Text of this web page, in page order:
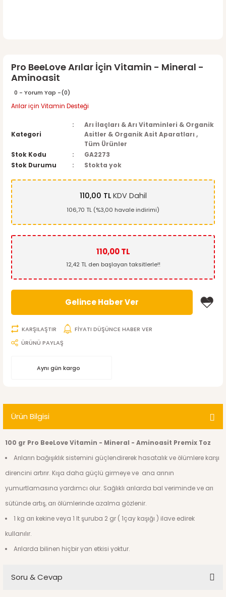
Pro BeeLove Arılar İçin Vitamin - Mineral -
Aminoasit
0 - Yorum Yap -(0)
Arılar için Vitamin Desteği
Kategori
Arı İlaçları & Arı Vitaminleri & Organik
Asitler & Organik Asit Aparatları ,
Tüm Ürünler
Stok Kodu
GA2273
Stok Durumu
Stokta yok
110,00 TLKDV Dahil
106,70 TL (%3,00 havale indirimi)
110,00 TL
12,42 TL den başlayan taksitlerle!!
Gelince Haber Ver
KARŞILAŞTIR
FİYATI DÜŞÜNCE HABER VER
ÜRÜNÜ PAYLAŞ
Aynı gün kargo
Ürün Bilgisi
100 gr Pro BeeLove Vitamin - Mineral - Aminoasit Premix Toz
Arıların bağışıklık sistemini güçlendirerek hasatalık ve ölümlere karşı
direncini artırır. Kışa daha güçlü girmeye ve ana arının
yumurtlamasına yardımcı olur. Sağlıklı arılarda bal veriminde ve arı
sütünde artış, arı ölümlerinde azalma gözlenir.
1 kg arı kekine veya 1 lt şuruba 2 gr ( 1çay kaşığı ) ilave edirek
kullanılır.
Arılarda bilinen hiçbir yan etkisi yoktur.
Soru & Cevap